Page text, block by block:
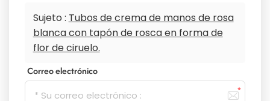
Sujeto : Tubos de crema de manos de rosa
blanca con tapón de rosca en forma de
flor de ciruelo.
Correo electrónico